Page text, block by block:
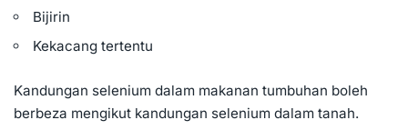
Bijirin
Kekacang tertentu
Kandungan selenium dalam makanan tumbuhan boleh
berbeza mengikut kandungan selenium dalam tanah.